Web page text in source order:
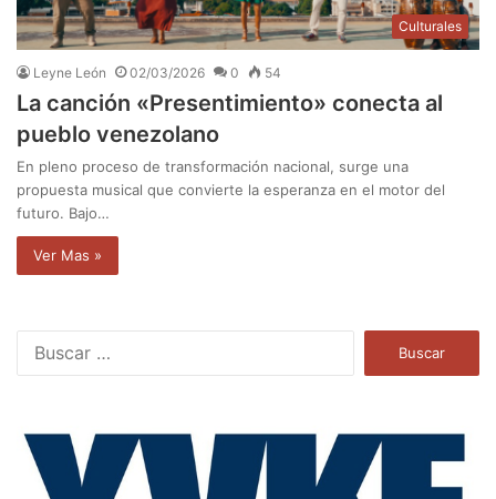
Culturales
Leyne León 02/03/2026 0 54
La canción «Presentimiento» conecta al
pueblo venezolano
En pleno proceso de transformación nacional, surge una
propuesta musical que convierte la esperanza en el motor del
futuro. Bajo…
Ver Mas »
a